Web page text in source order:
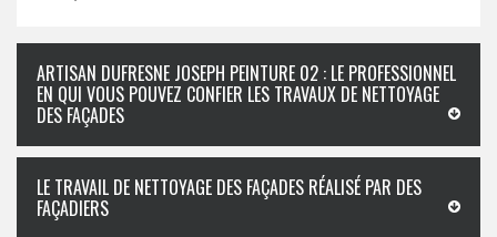
ARTISAN DUFRESNE JOSEPH PEINTURE 02 : LE PROFESSIONNEL
EN QUI VOUS POUVEZ CONFIER LES TRAVAUX DE NETTOYAGE
DES FAÇADES
LE TRAVAIL DE NETTOYAGE DES FAÇADES RÉALISÉ PAR DES
FAÇADIERS